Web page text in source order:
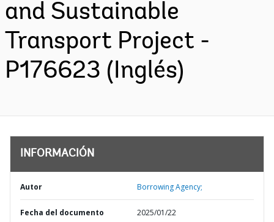
and Sustainable
Transport Project -
P176623 (Inglés)
INFORMACIÓN
Autor Borrowing Agency;
Fecha del documento 2025/01/22